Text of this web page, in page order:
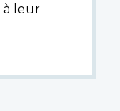
à leur